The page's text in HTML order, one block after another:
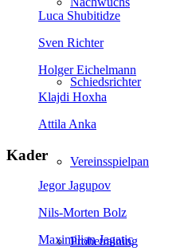
Schiedsrichter
Vereinsspielpan
Probetraining
Luca Shubitidze
Sven Richter
Holger Eichelmann
Klajdi Hoxha
Attila Anka
Kader
Jegor Jagupov
Nils-Morten Bolz
Maximilian Jagatic